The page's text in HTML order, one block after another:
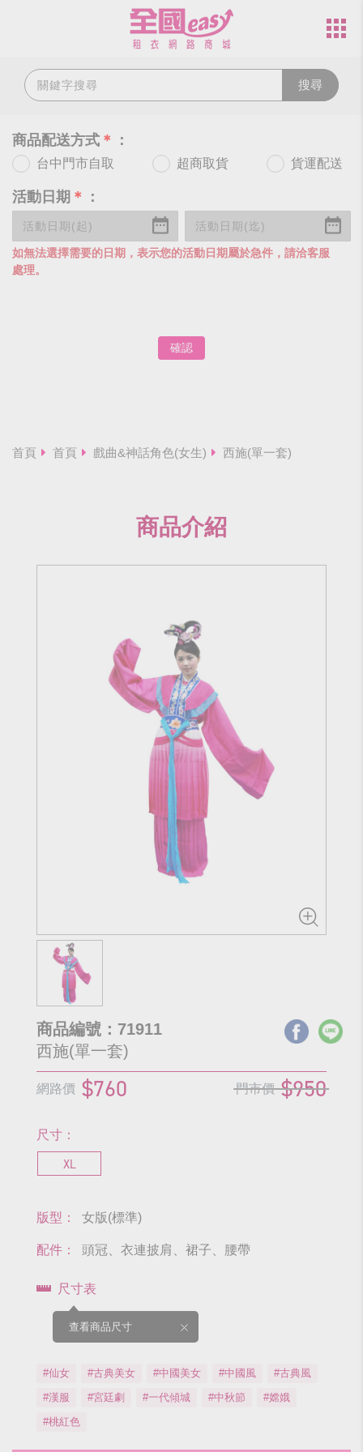
搜尋
商品配送方式 ＊ ：
台中門市自取 超商取貨 貨運配送
活動日期 ＊ ：
如無法選擇需要的日期，表示您的活動日期屬於急件，請洽客服
處理。
確認
首頁 首頁 戲曲&神話角色(女生) 西施(單一套)
商品介紹
商品編號：71911
西施(單一套)
網路價 $760 門市價 $950
尺寸：
XL
版型： 女版(標準)
配件： 頭冠、衣連披肩、裙子、腰帶
尺寸表
查看商品尺寸
#仙女 #古典美女 #中國美女 #中國風
#古典風
#漢服
#宮廷劇 #一代傾城 #中秋節
#嫦娥
#桃紅色